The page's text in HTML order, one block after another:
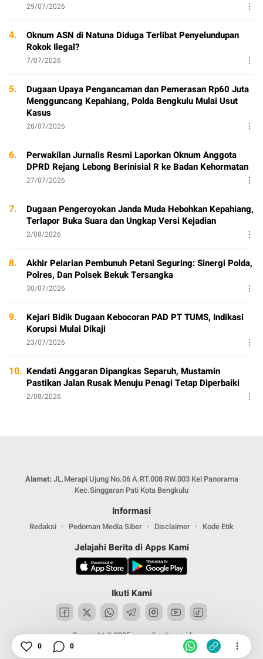
29/07/2026
4.
Oknum ASN di Natuna Diduga Terlibat Penyelundupan
Rokok Ilegal?
7/07/2026
5.
Dugaan Upaya Pengancaman dan Pemerasan Rp60 Juta
Mengguncang Kepahiang, Polda Bengkulu Mulai Usut
Kasus
28/07/2026
6.
Perwakilan Jurnalis Resmi Laporkan Oknum Anggota
DPRD Rejang Lebong Berinisial R ke Badan Kehormatan
27/07/2026
7.
Dugaan Pengeroyokan Janda Muda Hebohkan Kepahiang,
Terlapor Buka Suara dan Ungkap Versi Kejadian
2/08/2026
8.
Akhir Pelarian Pembunuh Petani Seguring: Sinergi Polda,
Polres, Dan Polsek Bekuk Tersangka
30/07/2026
9.
Kejari Bidik Dugaan Kebocoran PAD PT TUMS, Indikasi
Korupsi Mulai Dikaji
23/07/2026
10. Kendati Anggaran Dipangkas Separuh, Mustamin
Pastikan Jalan Rusak Menuju Penagi Tetap Diperbaiki
2/08/2026
Alamat: JL.Merapi Ujung No.06 A.RT.008 RW.003 Kel Panorama
Kec.Singgaran Pati Kota Bengkulu
Informasi
Redaksi Pedoman Media Siber Disclaimer Kode Etik
Jelajahi Berita di Apps Kami
Ikuti Kami
Copyright © 2025 narasiberita.co.id
0 0